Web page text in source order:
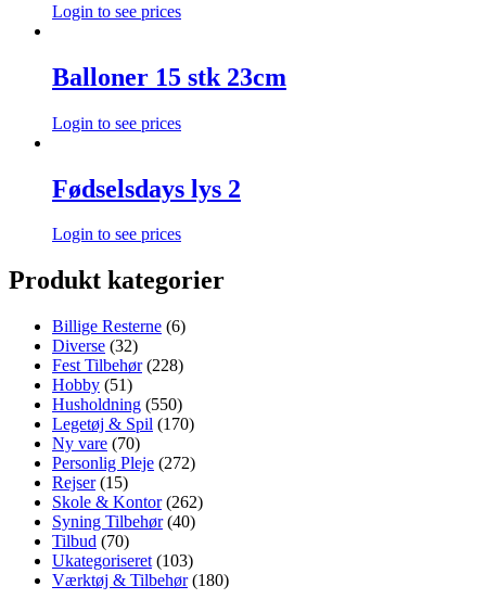
Login to see prices
Balloner 15 stk 23cm
Login to see prices
Fødselsdays lys 2
Login to see prices
Produkt kategorier
Billige Resterne (6)
Diverse (32)
Fest Tilbehør (228)
Hobby (51)
Husholdning (550)
Legetøj & Spil (170)
Ny vare (70)
Personlig Pleje (272)
Rejser (15)
Skole & Kontor (262)
Syning Tilbehør (40)
Tilbud (70)
Ukategoriseret (103)
Værktøj & Tilbehør (180)